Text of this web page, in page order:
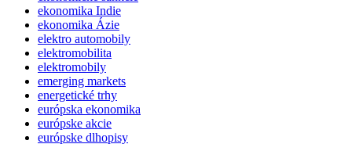
ekonomika Indie
ekonomika Ázie
elektro automobily
elektromobilita
elektromobily
emerging markets
energetické trhy
európska ekonomika
európske akcie
európske dlhopisy